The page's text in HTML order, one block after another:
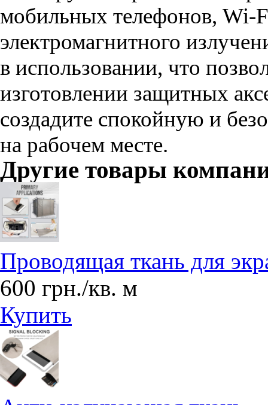
мобильных телефонов, Wi-
электромагнитного
в использовании, что
изготовлении защитных
создадите спокойную и
на рабочем месте.
Другие товары
Проводящая ткань для
600 грн./кв. м
Купить